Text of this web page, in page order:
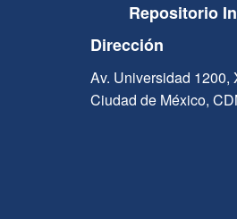
Repositorio
Dirección
Av. Universidad 1200,
Ciudad de México,